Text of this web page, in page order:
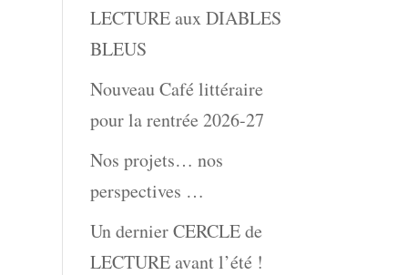
LECTURE aux DIABLES
BLEUS
Nouveau Café littéraire
pour la rentrée 2026-27
Nos projets… nos
perspectives …
Un dernier CERCLE de
LECTURE avant l’été !